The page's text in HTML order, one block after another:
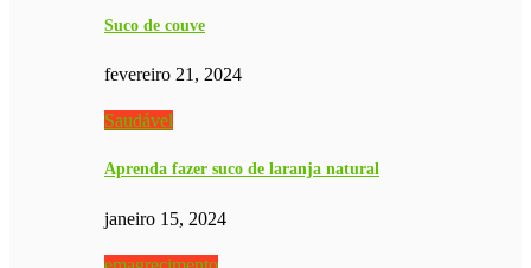
Suco de couve
fevereiro 21, 2024
Saudável
Aprenda fazer suco de laranja natural
janeiro 15, 2024